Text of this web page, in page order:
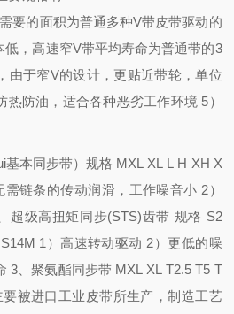
要的面积为普通多种V带皮带驱动的
低，高速窄V带平均寿命为普通带的3
由于窄V的设计，更贴近带轮，单位
防油，适合各种恶劣工作环境 5）
基本同步带）规格 MXL XL L H XH X
链条的传动润滑，工作噪音小 2）
超级高扭矩同步(STS)齿带 规格 S2
1）高速转动驱动 2）更低的噪
3、聚氨酯同步带 MXL XL T2.5 T5 T
被进口工业皮带所生产，制造工艺